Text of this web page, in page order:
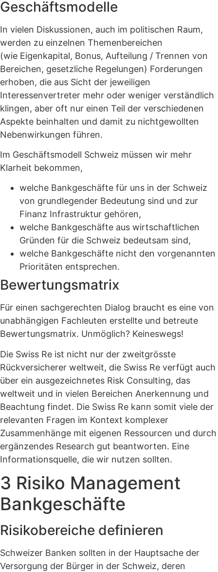
Geschäftsmodelle
In vielen Diskussionen, auch im politischen Raum,
werden zu einzelnen Themenbereichen
(wie Eigenkapital, Bonus, Aufteilung / Trennen von
Bereichen, gesetzliche Regelungen) Forderungen
erhoben, die aus Sicht der jeweiligen
Interessenvertreter mehr oder weniger verständlich
klingen, aber oft nur einen Teil der verschiedenen
Aspekte beinhalten und damit zu nichtgewollten
Nebenwirkungen führen.
Im Geschäftsmodell Schweiz müssen wir mehr
Klarheit bekommen,
welche Bankgeschäfte für uns in der Schweiz
von grundlegender Bedeutung sind und zur
Finanz Infrastruktur gehören,
welche Bankgeschäfte aus wirtschaftlichen
Gründen für die Schweiz bedeutsam sind,
welche Bankgeschäfte nicht den vorgenannten
Prioritäten entsprechen.
Bewertungsmatrix
Für einen sachgerechten Dialog braucht es eine von
unabhängigen Fachleuten erstellte und betreute
Bewertungsmatrix. Unmöglich? Keineswegs!
Die Swiss Re ist nicht nur der zweitgrösste
Rückversicherer weltweit, die Swiss Re verfügt auch
über ein ausgezeichnetes Risk Consulting, das
weltweit und in vielen Bereichen Anerkennung und
Beachtung findet. Die Swiss Re kann somit viele der
relevanten Fragen im Kontext komplexer
Zusammenhänge mit eigenen Ressourcen und durch
ergänzendes Research gut beantworten. Eine
Informationsquelle, die wir nutzen sollten.
3 Risiko Management
Bankgeschäfte
Risikobereiche definieren
Schweizer Banken sollten in der Hauptsache der
Versorgung der Bürger in der Schweiz, deren